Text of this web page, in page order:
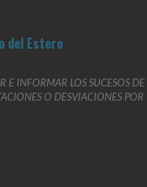
E INFORMAR LOS SUCESOS DE
O DESVIACIONES POR